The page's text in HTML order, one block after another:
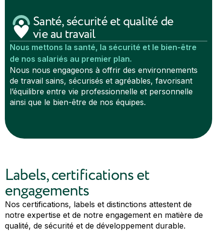
Santé, sécurité et qualité de
vie au travail
Nous mettons la santé, la sécurité et le bien-être
de nos salariés au premier plan.
Nous nous engageons à offrir des environnements
de travail sains, sécurisés et agréables, favorisant
l’équilibre entre vie professionnelle et personnelle
ainsi que le bien-être de nos équipes.
Labels, certifications et
engagements
Nos certifications, labels et distinctions attestent de
notre expertise et de notre engagement en matière de
qualité, de sécurité et de développement durable.